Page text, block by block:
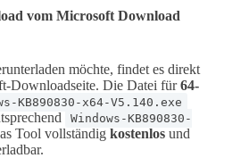
vom Microsoft Download
möchte, findet es direkt
Downloadseite. Die Datei für64-
KB890830-x64-V5.140.exe
Windows-KB890830-
Tool vollständig kostenlos und